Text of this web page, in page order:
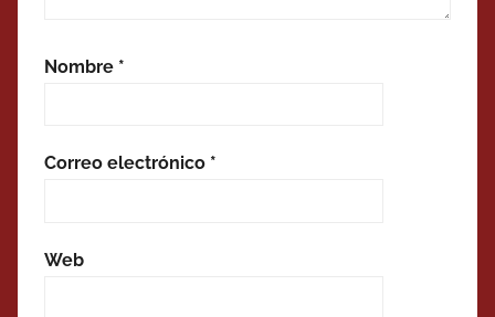
Nombre *
Correo electrónico *
Web